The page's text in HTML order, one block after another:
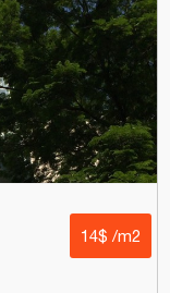
14$ /m2